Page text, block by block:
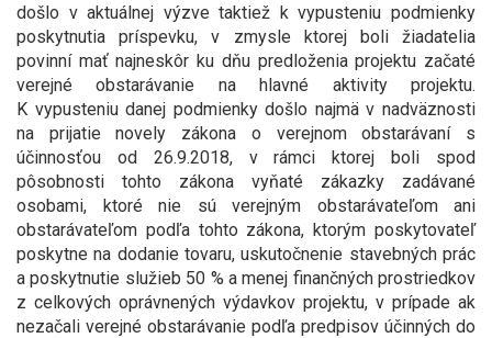
došlo v aktuálnej výzve taktiež k vypusteniu podmienky
poskytnutia príspevku, v zmysle ktorej boli žiadatelia
povinní mať najneskôr ku dňu predloženia projektu začaté
verejné obstarávanie na hlavné aktivity projektu.
K vypusteniu danej podmienky došlo najmä v nadväznosti
na prijatie novely zákona o verejnom obstarávaní s
účinnosťou od 26.9.2018, v rámci ktorej boli spod
pôsobnosti tohto zákona vyňaté zákazky zadávané
osobami, ktoré nie sú verejným obstarávateľom ani
obstarávateľom podľa tohto zákona, ktorým poskytovateľ
poskytne na dodanie tovaru, uskutočnenie stavebných prác
a poskytnutie služieb 50 % a menej finančných prostriedkov
z celkových oprávnených výdavkov projektu, v prípade ak
nezačali verejné obstarávanie podľa predpisov účinných do